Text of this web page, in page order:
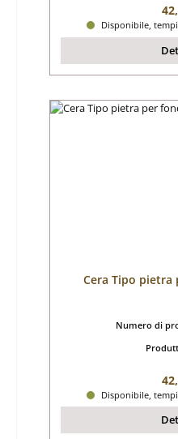
Disponibile,
Cera Tipo pietra
Numero di
Disponibile,